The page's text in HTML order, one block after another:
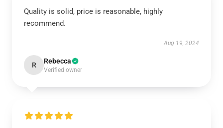
Quality is solid, price is reasonable, highly
recommend.
Aug 19, 2024
R Rebecca
Verified owner